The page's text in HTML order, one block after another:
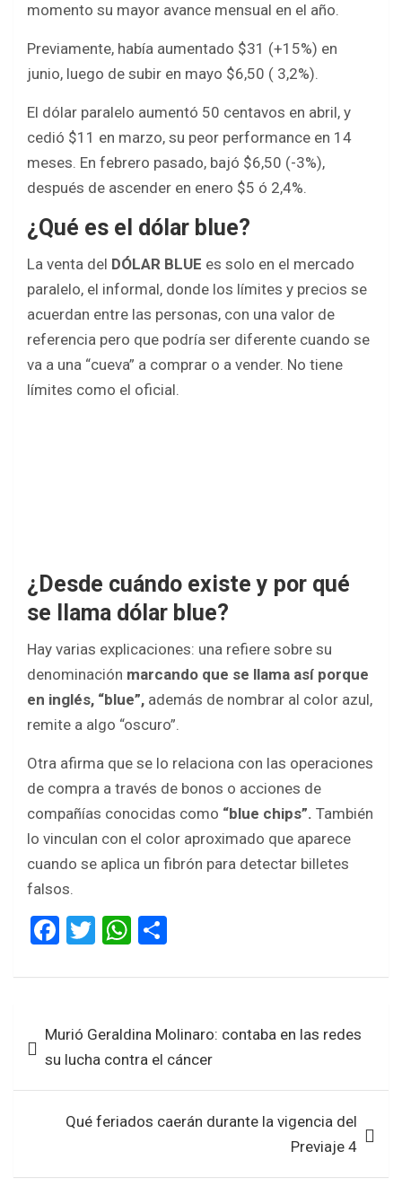
momento su mayor avance mensual en el año.
Previamente, había aumentado $31 (+15%) en
junio, luego de subir en mayo $6,50 ( 3,2%).
El dólar paralelo aumentó 50 centavos en abril, y
cedió $11 en marzo, su peor performance en 14
meses. En febrero pasado, bajó $6,50 (-3%),
después de ascender en enero $5 ó 2,4%.
¿Qué es el dólar blue?
La venta del DÓLAR BLUE es solo en el mercado
paralelo, el informal, donde los límites y precios se
acuerdan entre las personas, con una valor de
referencia pero que podría ser diferente cuando se
va a una “cueva” a comprar o a vender. No tiene
límites como el oficial.
¿Desde cuándo existe y por qué
se llama dólar blue?
Hay varias explicaciones: una refiere sobre su
denominación marcando que se llama así porque
en inglés, “blue”, además de nombrar al color azul,
remite a algo “oscuro”.
Otra afirma que se lo relaciona con las operaciones
de compra a través de bonos o acciones de
compañías conocidas como “blue chips”. También
lo vinculan con el color aproximado que aparece
cuando se aplica un fibrón para detectar billetes
falsos.
F
ce
o
o
k
T
tt
W
at
A
p
p
ar
de Murió Geraldina Molinaro: contaba en las redes
su lucha contra el cáncer
Qué feriados caerán durante la vigencia del
Previaje 4